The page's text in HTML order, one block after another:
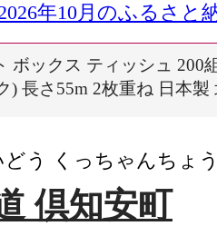
2026年10月のふるさ
ボックス ティッシュ 200
) 長さ55m 2枚重ね 日本
う くっちゃんちょう
倶知安町